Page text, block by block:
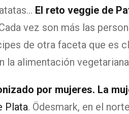
El reto veggie de
vez son más las
de otra faceta que es
la alimentación
por mujeres. La
Plata. Ödesmark, en el